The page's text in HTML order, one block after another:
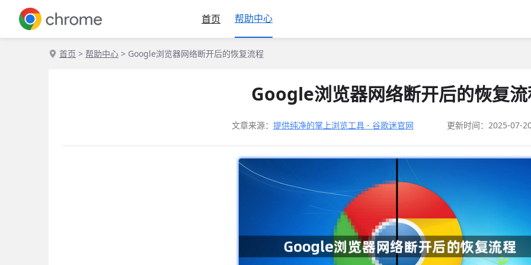
首页 帮助中心
首页 > 帮助中心 > Google浏览器网络断开后的恢复流程
Google浏览器网络断开后的恢复
文章来源： 提供纯净的掌上浏览工具 - 谷歌迷官网 更新时间：2025-07-